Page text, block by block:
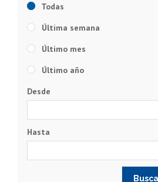
Todas
Última semana
Último mes
Último año
Desde
Hasta